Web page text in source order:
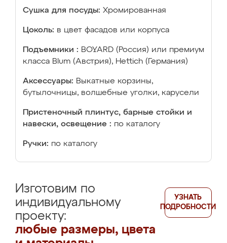
Сушка для посуды: Хромированная
Цоколь: в цвет фасадов или корпуса
Подъемники : BOYARD (Россия) или премиум
класса Blum (Австрия), Hettich (Германия)
Аксессуары: Выкатные корзины,
бутылочницы, волшебные уголки, карусели
Пристеночный плинтус, барные стойки и
навески, освещение : по каталогу
Ручки: по каталогу
Изготовим по
индивидуальному
проекту:
любые размеры, цвета
УЗНАТЬ
ПОДРОБНОСТИ